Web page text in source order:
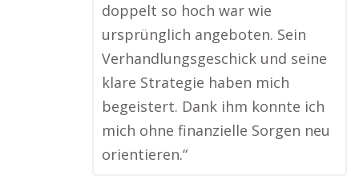
doppelt so hoch war wie
ursprünglich angeboten. Sein
Verhandlungsgeschick und seine
klare Strategie haben mich
begeistert. Dank ihm konnte ich
mich ohne finanzielle Sorgen neu
orientieren.“